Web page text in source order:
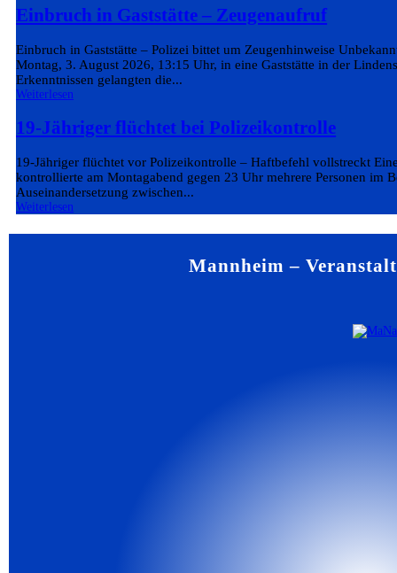
Einbruch in Gaststätte – Zeugenaufruf
Einbruch in Gaststätte – Polizei bittet um Zeugenhinweise
Montag, 3. August 2026, 13:15 Uhr, in eine Gaststätte in der
Erkenntnissen gelangten die...
Weiterlesen
19-Jähriger flüchtet bei Polizeikontrolle
19-Jähriger flüchtet vor Polizeikontrolle – Haftbefehl vollstreckt
kontrollierte am Montagabend gegen 23 Uhr mehrere Personen im
Auseinandersetzung zwischen...
Weiterlesen
Mannheim –